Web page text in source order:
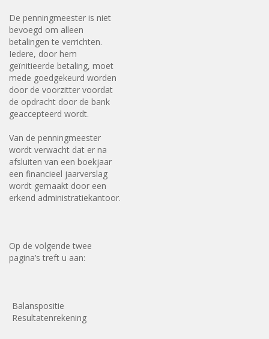
De penningmeester is niet
bevoegd om alleen
betalingen te verrichten.
Iedere, door hem
geïnitieerde betaling, moet
mede goedgekeurd worden
door de voorzitter voordat
de opdracht door de bank
geaccepteerd wordt.
Van de penningmeester
wordt verwacht dat er na
afsluiten van een boekjaar
een financieel jaarverslag
wordt gemaakt door een
erkend administratiekantoor.
Op de volgende twee
pagina’s treft u aan:
Balanspositie
Resultatenrekening